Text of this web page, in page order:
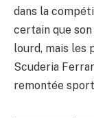
dans la
certain que
lourd, mais les
Scuderia
remontée